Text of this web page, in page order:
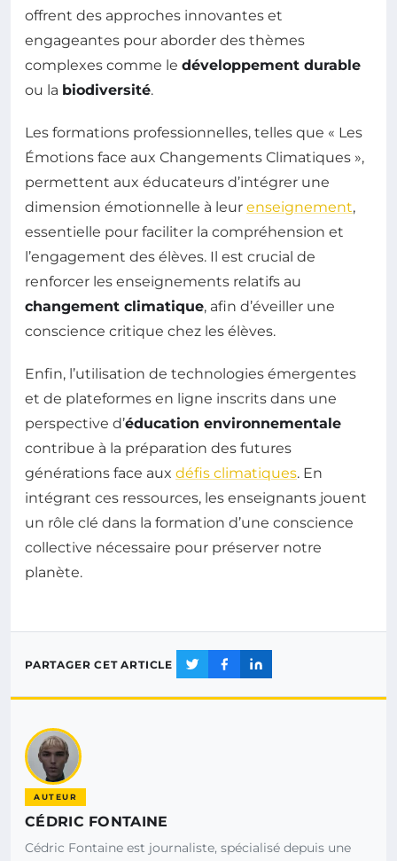
offrent des approches innovantes et
engageantes pour aborder des thèmes
complexes comme le développement durable
ou la biodiversité.
Les formations professionnelles, telles que « Les
Émotions face aux Changements Climatiques »,
permettent aux éducateurs d’intégrer une
dimension émotionnelle à leur enseignement,
essentielle pour faciliter la compréhension et
l’engagement des élèves. Il est crucial de
renforcer les enseignements relatifs au
changement climatique, afin d’éveiller une
conscience critique chez les élèves.
Enfin, l’utilisation de technologies émergentes
et de plateformes en ligne inscrits dans une
perspective d’éducation environnementale
contribue à la préparation des futures
générations face aux défis climatiques. En
intégrant ces ressources, les enseignants jouent
un rôle clé dans la formation d’une conscience
collective nécessaire pour préserver notre
planète.
PARTAGER CET ARTICLE
AUTEUR
CÉDRIC FONTAINE
Cédric Fontaine est journaliste, spécialisé depuis une